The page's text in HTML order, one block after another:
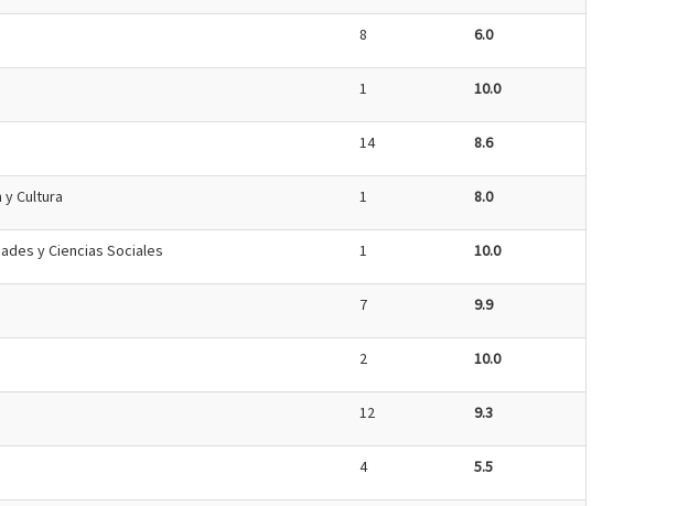
8 6.0
1 10.0
14 8.6
y Cultura 1 8.0
y Ciencias Sociales 1 10.0
7 9.9
2 10.0
12 9.3
4 5.5